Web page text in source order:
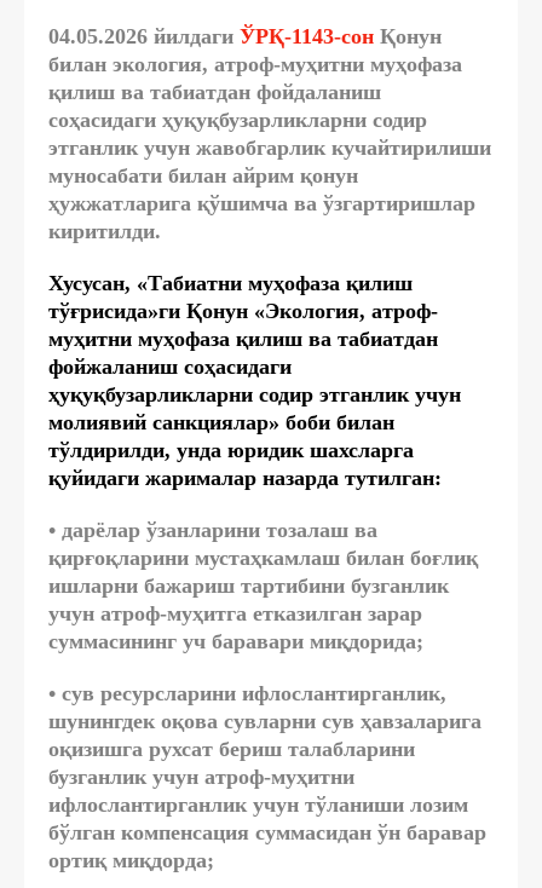
04.05.2026 йилдаги ЎРҚ-1143-сон Қонун
билан экология, атроф-муҳитни муҳофаза
қилиш ва табиатдан фойдаланиш
соҳасидаги ҳуқуқбузарликларни содир
этганлик учун жавобгарлик кучайтирилиши
муносабати билан айрим қонун
ҳужжатларига қўшимча ва ўзгартиришлар
киритилди.
Хусусан, «Табиатни муҳофаза қилиш
тўғрисида»ги Қонун «Экология, атроф-
муҳитни муҳофаза қилиш ва табиатдан
фойжаланиш соҳасидаги
ҳуқуқбузарликларни содир этганлик учун
молиявий санкциялар» боби билан
тўлдирилди, унда юридик шахсларга
қуйидаги жарималар назарда тутилган:
• дарёлар ўзанларини тозалаш ва
қирғоқларини мустаҳкамлаш билан боғлиқ
ишларни бажариш тартибини бузганлик
учун атроф-муҳитга етказилган зарар
суммасининг уч баравари миқдорида;
• сув ресурсларини ифлослантирганлик,
шунингдек оқова сувларни сув ҳавзаларига
оқизишга рухсат бериш талабларини
бузганлик учун атроф-муҳитни
ифлослантирганлик учун тўланиши лозим
бўлган компенсация суммасидан ўн баравар
ортиқ миқдорда;